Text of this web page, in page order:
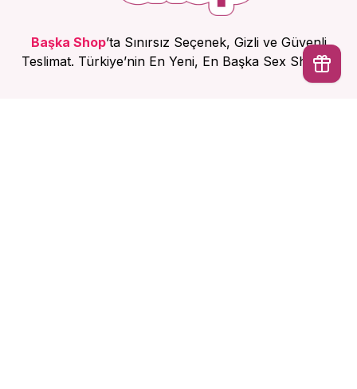
Başka Shop’ta Sınırsız Seçenek, Gizli ve Güvenli
Teslimat. Türkiye’nin En Yeni, En Başka Sex Shop’u!